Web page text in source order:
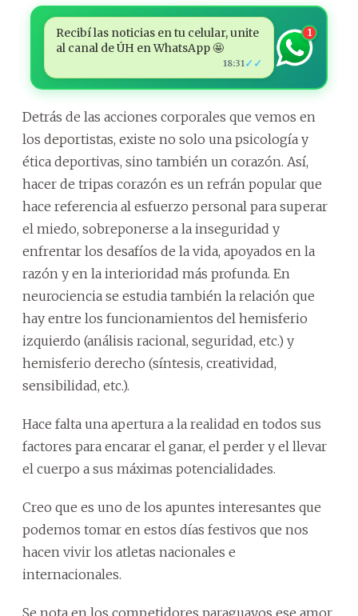
Recibí las noticias en tu celular, unite
al canal de ÚH en WhatsApp 🤩
18:31✓✓
1
Detrás de las acciones corporales que vemos en
los deportistas, existe no solo una psicología y
ética deportivas, sino también un corazón. Así,
hacer de tripas corazón es un refrán popular que
hace referencia al esfuerzo personal para superar
el miedo, sobreponerse a la inseguridad y
enfrentar los desafíos de la vida, apoyados en la
razón y en la interioridad más profunda. En
neurociencia se estudia también la relación que
hay entre los funcionamientos del hemisferio
izquierdo (análisis racional, seguridad, etc.) y
hemisferio derecho (síntesis, creatividad,
sensibilidad, etc.).
Hace falta una apertura a la realidad en todos sus
factores para encarar el ganar, el perder y el llevar
el cuerpo a sus máximas potencialidades.
Creo que es uno de los apuntes interesantes que
podemos tomar en estos días festivos que nos
hacen vivir los atletas nacionales e
internacionales.
Se nota en los competidores paraguayos ese amor